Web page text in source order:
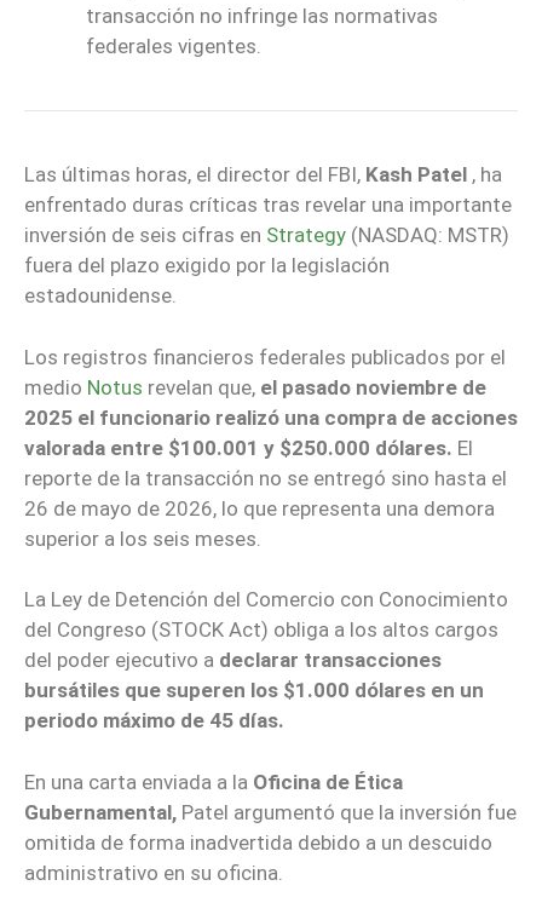
transacción no infringe las normativas
federales vigentes.
Las últimas horas, el director del FBI, Kash Patel , ha
enfrentado duras críticas tras revelar una importante
inversión de seis cifras en Strategy (NASDAQ: MSTR)
fuera del plazo exigido por la legislación
estadounidense.
Los registros financieros federales publicados por el
medio Notus revelan que, el pasado noviembre de
2025 el funcionario realizó una compra de acciones
valorada entre $100.001 y $250.000 dólares. El
reporte de la transacción no se entregó sino hasta el
26 de mayo de 2026, lo que representa una demora
superior a los seis meses.
La Ley de Detención del Comercio con Conocimiento
del Congreso (STOCK Act) obliga a los altos cargos
del poder ejecutivo a declarar transacciones
bursátiles que superen los $1.000 dólares en un
periodo máximo de 45 días.
En una carta enviada a la Oficina de Ética
Gubernamental, Patel argumentó que la inversión fue
omitida de forma inadvertida debido a un descuido
administrativo en su oficina.